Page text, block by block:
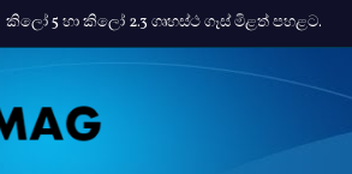
කිලෝ 5 හා කිලෝ 2.3 ගෘහස්ථ ගෑස් මිළත් පහළට.